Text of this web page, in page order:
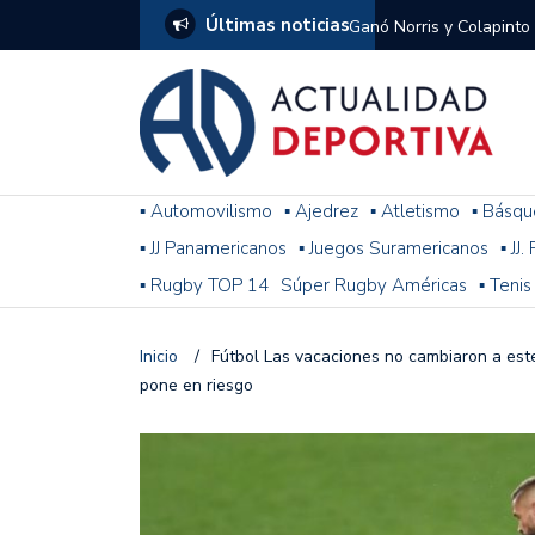
Últimas noticiasGanó Norris y
1
El penal de Barracas
Monumental
Se jugó una nueva
Arrancó el Torneo
Franco Colapinto giró
Racing le ganó a
omitió un penal de Sosa
▪ Automovilismo ▪ Ajedrez ▪ Atletismo ▪
▪ JJ Panamericanos ▪ Juegos Suramericanos ▪
▪ Rugby TOP 14 Súper Rugby Américas ▪ Tenis
Inicio / Fútbol Las vacaciones no cambiaron a
pone en riesgo